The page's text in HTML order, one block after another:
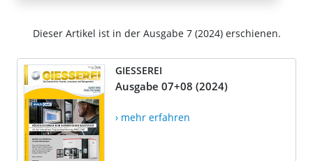
Dieser Artikel ist in der Ausgabe 7 (2024) erschienen.
GIESSEREI
Ausgabe 07+08 (2024)
› mehr erfahren